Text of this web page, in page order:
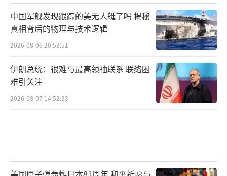
中国军舰发现跟踪的美无人艇了吗 揭秘
真相背后的物理与技术逻辑
2026-08-06 20:53:51
伊朗总统：很难与最高领袖联系 联络困
难引关注
2026-08-07 14:52:33